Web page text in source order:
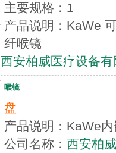
主要规格：1
产品说明：KaWe
纤喉镜
西安柏威医疗设备有
喉镜
盘
产品说明：KaWe
公司名称： 西安柏